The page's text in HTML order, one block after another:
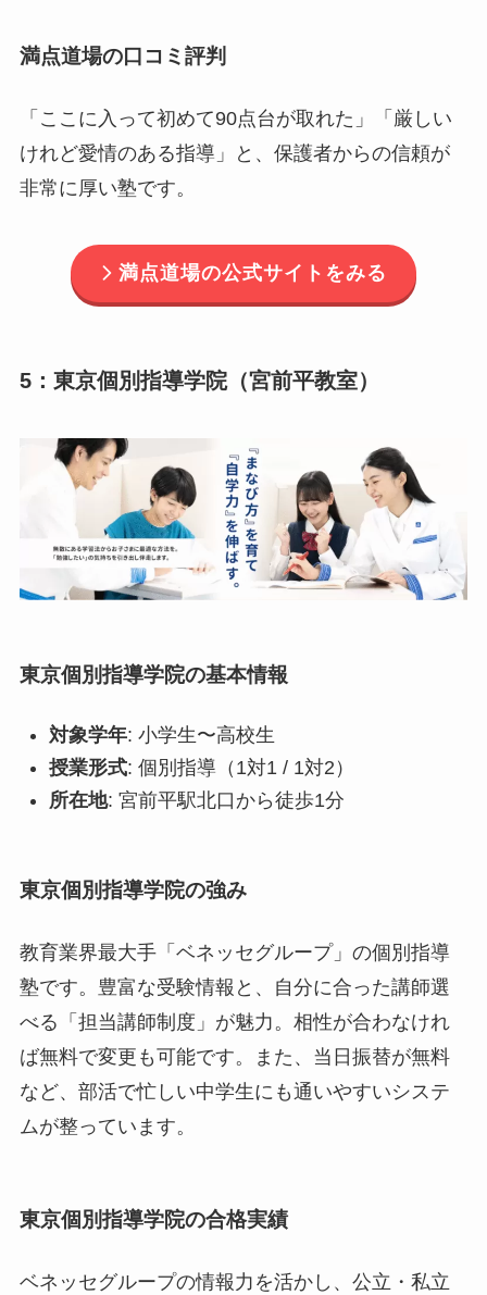
満点道場の口コミ評判
「ここに入って初めて90点台が取れた」「厳しい
けれど愛情のある指導」と、保護者からの信頼が
非常に厚い塾です。
満点道場の公式サイトをみる
5：東京個別指導学院（宮前平教室）
東京個別指導学院の基本情報
対象学年: 小学生〜高校生
授業形式: 個別指導（1対1 / 1対2）
所在地: 宮前平駅北口から徒歩1分
東京個別指導学院の強み
教育業界最大手「ベネッセグループ」の個別指導
塾です。豊富な受験情報と、自分に合った講師選
べる「担当講師制度」が魅力。相性が合わなけれ
ば無料で変更も可能です。また、当日振替が無料
など、部活で忙しい中学生にも通いやすいシステ
ムが整っています。
東京個別指導学院の合格実績
ベネッセグループの情報力を活かし、公立・私立